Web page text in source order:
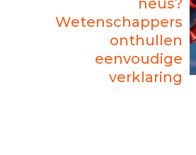
neus?
Wetenschappers
onthullen
eenvoudige
verklaring